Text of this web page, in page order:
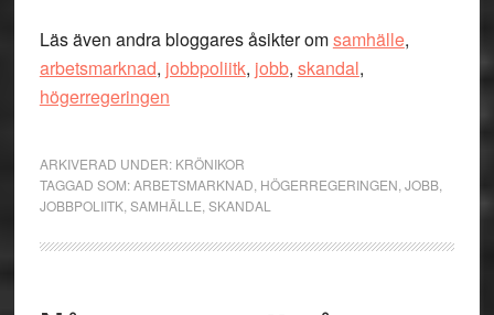
Läs även andra bloggares åsikter omsamhälle,
arbetsmarknad, jobbpoliitk, jobb, skandal,
högerregeringen
ARKIVERAD UNDER: KRÖNIKOR
TAGGAD SOM:ARBETSMARKNAD HÖGERREGERINGEN JOBB,
JOBBPOLIITK, SAMHÄLLE SKANDAL